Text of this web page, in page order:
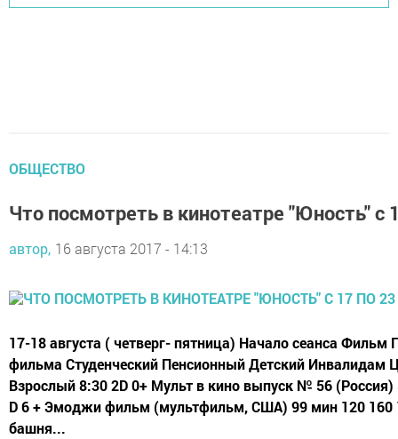
ОБЩЕСТВО
Что посмотреть в кинотеатре "Юность" с
автор, 16 августа 2017 - 14:13
17-18 августа ( четверг- пятница) Начало сеанса Фильм
фильма Студенческий Пенсионный Детский Инвалидам
Взрослый 8:30 2D 0+ Мульт в кино выпуск № 56
D 6 + Эмоджи фильм (мультфильм, США) 99 мин 120 160
башня...